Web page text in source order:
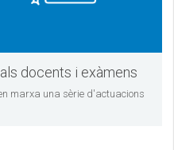
docents i exàmens
marxa una sèrie d'actuacions